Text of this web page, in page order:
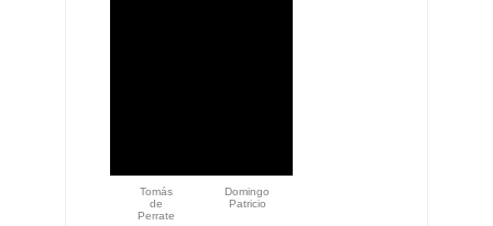
Tomás
de
Perrate
Domingo
Patricio